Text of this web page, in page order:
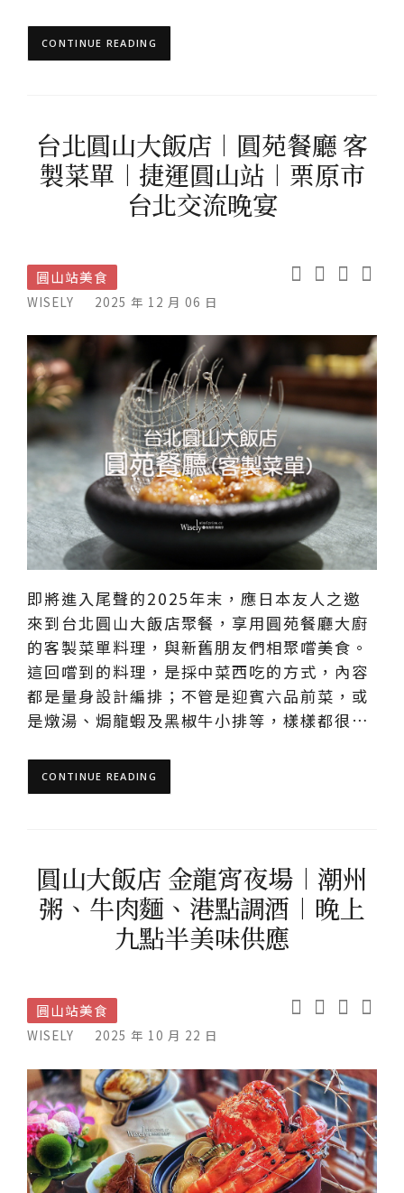
CONTINUE READING
台北圓山大飯店︱圓苑餐廳 客
製菜單︱捷運圓山站︱栗原市
台北交流晚宴
圓山站美食
WISELY 2025 年 12 月 06 日
即將進入尾聲的2025年末，應日本友人之邀
來到台北圓山大飯店聚餐，享用圓苑餐廳大廚
的客製菜單料理，與新舊朋友們相聚嚐美食。
這回嚐到的料理，是採中菜西吃的方式，內容
都是量身設計編排；不管是迎賓六品前菜，或
是燉湯、焗龍蝦及黑椒牛小排等，樣樣都很…
CONTINUE READING
圓山大飯店 金龍宵夜場︱潮州
粥、牛肉麵、港點調酒︱晚上
九點半美味供應
圓山站美食
WISELY 2025 年 10 月 22 日